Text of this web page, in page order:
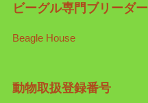
ビーグル専門ブリーダー
Beagle House
動物取扱登録番号